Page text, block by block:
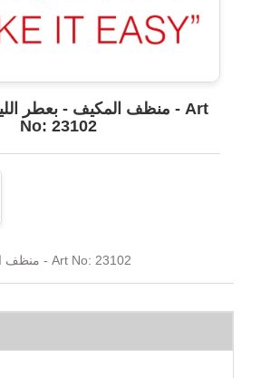
No: 23102
منظف المكيف - بعطر الليمون - Art No: 23102